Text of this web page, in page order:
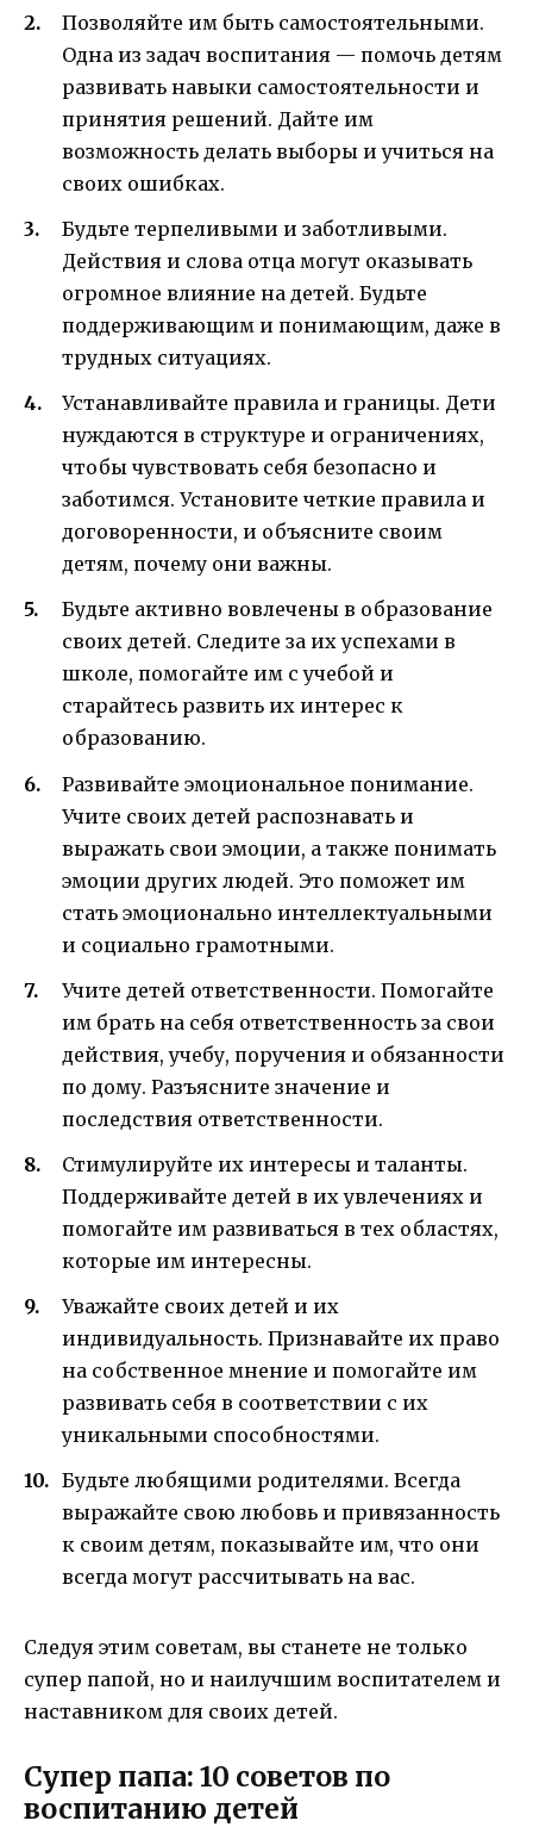
Позволяйте им быть самостоятельными.
Одна из задач воспитания — помочь детям
развивать навыки самостоятельности и
принятия решений. Дайте им
возможность делать выборы и учиться на
своих ошибках.
Будьте терпеливыми и заботливыми.
Действия и слова отца могут оказывать
огромное влияние на детей. Будьте
поддерживающим и понимающим, даже в
трудных ситуациях.
Устанавливайте правила и границы. Дети
нуждаются в структуре и ограничениях,
чтобы чувствовать себя безопасно и
заботимся. Установите четкие правила и
договоренности, и объясните своим
детям, почему они важны.
Будьте активно вовлечены в образование
своих детей. Следите за их успехами в
школе, помогайте им с учебой и
старайтесь развить их интерес к
образованию.
Развивайте эмоциональное понимание.
Учите своих детей распознавать и
выражать свои эмоции, а также понимать
эмоции других людей. Это поможет им
стать эмоционально интеллектуальными
и социально грамотными.
Учите детей ответственности. Помогайте
им брать на себя ответственность за свои
действия, учебу, поручения и обязанности
по дому. Разъясните значение и
последствия ответственности.
Стимулируйте их интересы и таланты.
Поддерживайте детей в их увлечениях и
помогайте им развиваться в тех областях,
которые им интересны.
Уважайте своих детей и их
индивидуальность. Признавайте их право
на собственное мнение и помогайте им
развивать себя в соответствии с их
уникальными способностями.
Будьте любящими родителями. Всегда
выражайте свою любовь и привязанность
к своим детям, показывайте им, что они
всегда могут рассчитывать на вас.
Следуя этим советам, вы станете не только
супер папой, но и наилучшим воспитателем и
наставником для своих детей.
Супер папа: 10 советов по
воспитанию детей